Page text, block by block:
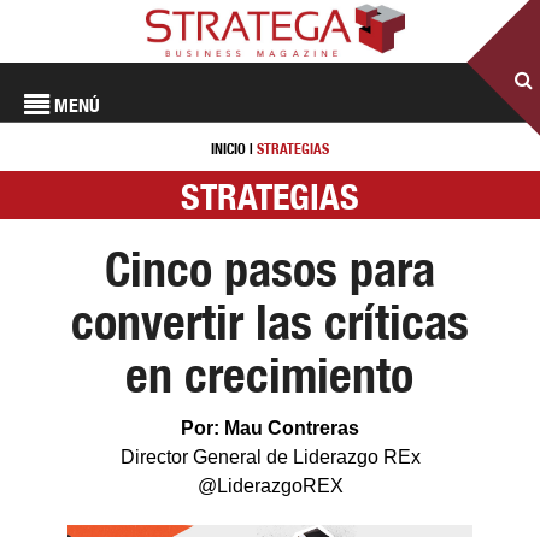
MENÚ
INICIO | STRATEGIAS
STRATEGIAS
Cinco pasos para
convertir las críticas
en crecimiento
Por: Mau Contreras
Director General de Liderazgo REx
@LiderazgoREX